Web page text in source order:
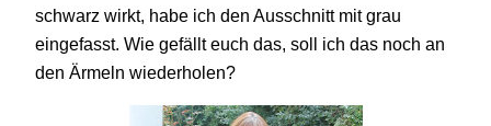
schwarz wirkt, habe ich den Ausschnitt mit grau
eingefasst. Wie gefällt euch das, soll ich das noch an
den Ärmeln wiederholen?